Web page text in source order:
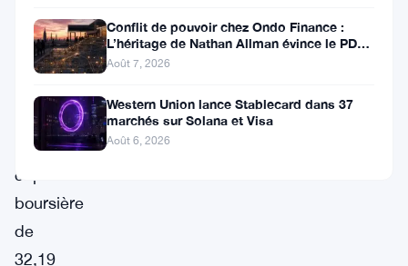
0,899
affichant
une
capitalisation
boursière
de
32,19
Conflit de pouvoir chez Ondo Finance :
L’héritage de Nathan Allman évince le PDG
Ian De Bode le 24 juillet
Août 7, 2026
Western Union lance Stablecard dans 37
marchés sur Solana et Visa
Août 6, 2026